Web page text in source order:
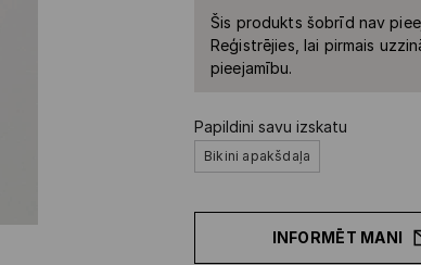
Šis produkts šobrīd nav
Reģistrējies, lai pirmais
pieejamību.
Papildini savu izskatu
Bikini apakšdaļa
INFORMĒT MANI